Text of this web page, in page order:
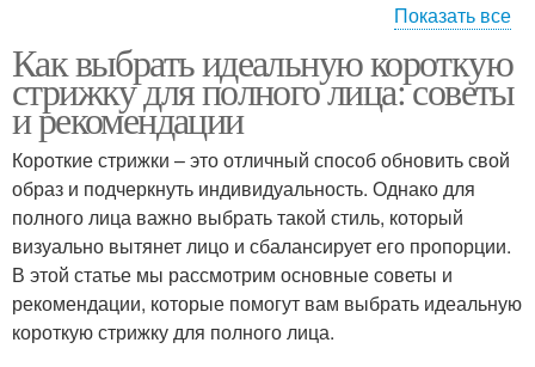
Стрижка к форме
челкой
Стрижки для пышных
женщин
Каскадные стрижки
Мужские стрижки
Стрижки на полное
Показать все
Как выбрать идеальную короткую
стрижку для полного лица: советы
и рекомендации
Короткие стрижки – это отличный способ обновить свой
образ и подчеркнуть индивидуальность. Однако для
полного лица важно выбрать такой стиль, который
визуально вытянет лицо и сбалансирует его пропорции.
В этой статье мы рассмотрим основные советы и
рекомендации, которые помогут вам выбрать идеальную
короткую стрижку для полного лица.